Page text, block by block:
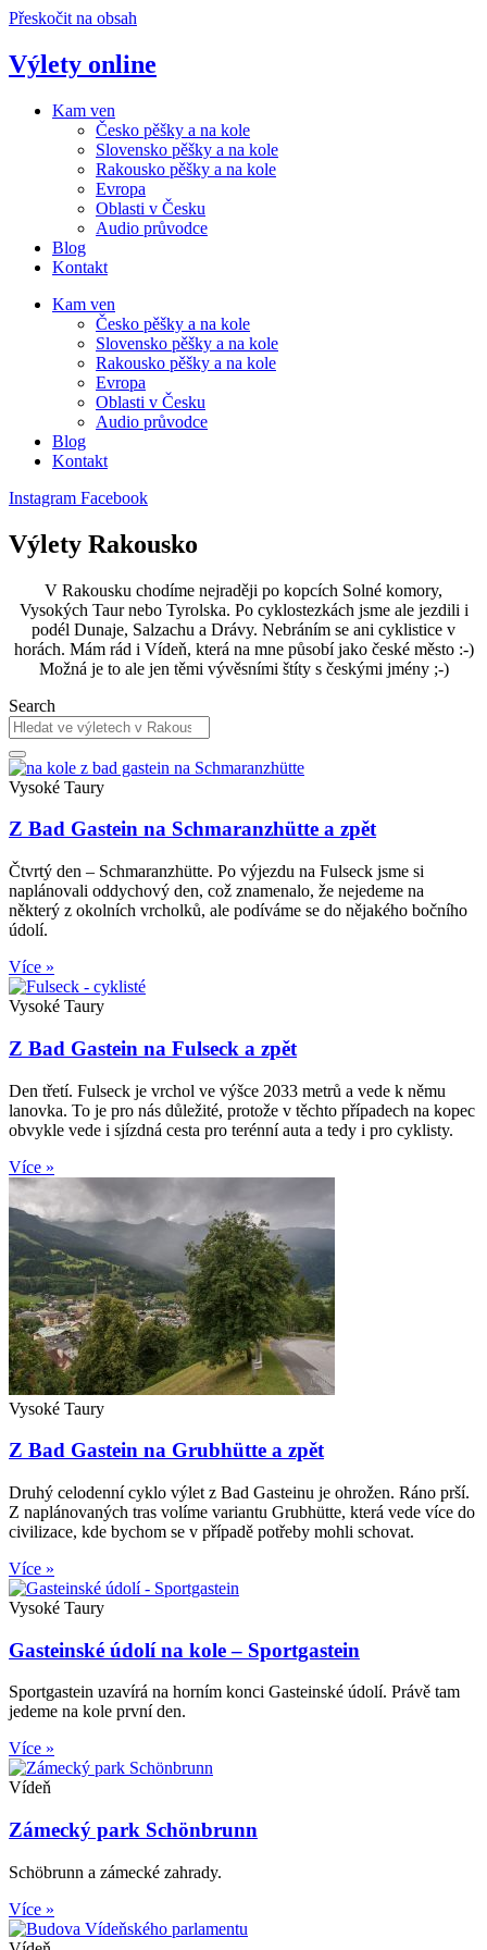
Přeskočit na obsah
Výlety online
Kam ven
Česko pěšky a na kole
Slovensko pěšky a na kole
Rakousko pěšky a na kole
Evropa
Oblasti v Česku
Audio průvodce
Blog
Kontakt
Kam ven
Česko pěšky a na kole
Slovensko pěšky a na kole
Rakousko pěšky a na kole
Evropa
Oblasti v Česku
Audio průvodce
Blog
Kontakt
Instagram Facebook
Výlety Rakousko
V Rakousku chodíme nejraději po kopcích Solné komory,
Vysokých Taur nebo Tyrolska. Po cyklostezkách jsme ale jezdili i
podél Dunaje, Salzachu a Drávy. Nebráním se ani cyklistice v
horách. Mám rád i Vídeň, která na mne působí jako české město :-)
Možná je to ale jen těmi vývěsními štíty s českými jmény ;-)
Search
Vysoké Taury
Z Bad Gastein na Schmaranzhütte a zpět
Čtvrtý den – Schmaranzhütte. Po výjezdu na Fulseck jsme si
naplánovali oddychový den, což znamenalo, že nejedeme na
některý z okolních vrcholků, ale podíváme se do nějakého bočního
údolí.
Více »
Vysoké Taury
Z Bad Gastein na Fulseck a zpět
Den třetí. Fulseck je vrchol ve výšce 2033 metrů a vede k němu
lanovka. To je pro nás důležité, protože v těchto případech na kopec
obvykle vede i sjízdná cesta pro terénní auta a tedy i pro cyklisty.
Více »
Vysoké Taury
Z Bad Gastein na Grubhütte a zpět
Druhý celodenní cyklo výlet z Bad Gasteinu je ohrožen. Ráno prší.
Z naplánovaných tras volíme variantu Grubhütte, která vede více do
civilizace, kde bychom se v případě potřeby mohli schovat.
Více »
Vysoké Taury
Gasteinské údolí na kole – Sportgastein
Sportgastein uzavírá na horním konci Gasteinské údolí. Právě tam
jedeme na kole první den.
Více »
Vídeň
Zámecký park Schönbrunn
Schöbrunn a zámecké zahrady.
Více »